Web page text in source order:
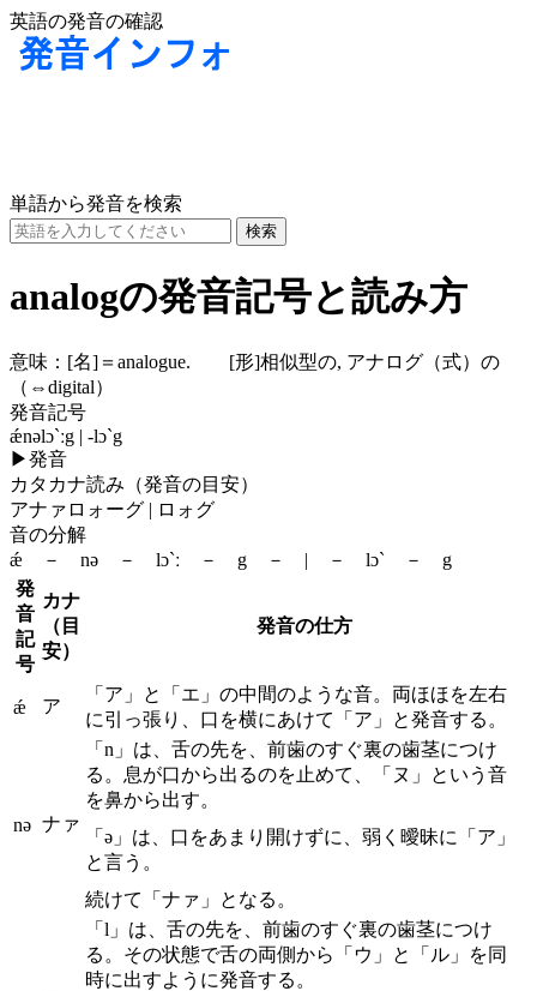
英語の発音の確認
単語から発音を検索
analogの発音記号と読み方
意味： [名] ＝analogue. [形]相似型の, アナログ（式）の
（⇔digital）
発音記号
ǽnəlɔ`ːg | -lɔ`g
▶発音
カタカナ読み（発音の目安）
アナァロォーグ | ロォグ
音の分解
ǽ － nə － lɔ`ː － g － | － lɔ` － g
発
音
記
号
カナ
（目
安）
発音の仕方
ǽ ア
「ア」と「エ」の中間のような音。両ほほを左右
に引っ張り、口を横にあけて「ア」と発音する。
nə ナァ
「n」は、舌の先を、前歯のすぐ裏の歯茎につけ
る。息が口から出るのを止めて、「ヌ」という音
を鼻から出す。
「ə」は、口をあまり開けずに、弱く曖昧に「ア」
と言う。
続けて「ナァ」となる。
「l」は、舌の先を、前歯のすぐ裏の歯茎につけ
る。その状態で舌の両側から「ウ」と「ル」を同
時に出すように発音する。